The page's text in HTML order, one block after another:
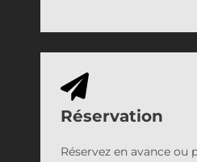
Réservation
Réservez en avance ou